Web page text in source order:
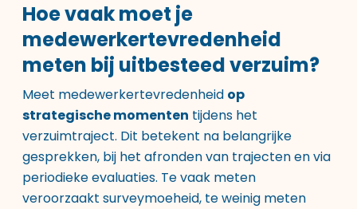
Hoe vaak moet je
medewerkertevredenheid
meten bij uitbesteed verzuim?
Meet medewerkertevredenheid op
strategische momenten tijdens het
verzuimtraject. Dit betekent na belangrijke
gesprekken, bij het afronden van trajecten en via
periodieke evaluaties. Te vaak meten
veroorzaakt surveymoeheid, te weinig meten